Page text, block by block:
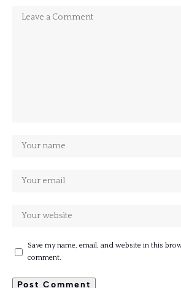
Save my name, email, and website in this
comment.